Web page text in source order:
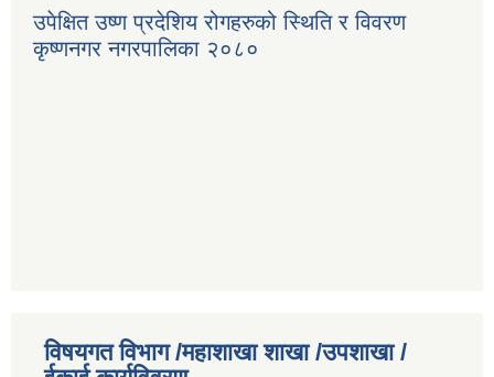
उपेक्षित उष्ण प्रदेशिय रोगहरुको स्थिति र विवरण
कृष्णनगर नगरपालिका २०८०
विषयगत विभाग /महाशाखा शाखा /उपशाखा /